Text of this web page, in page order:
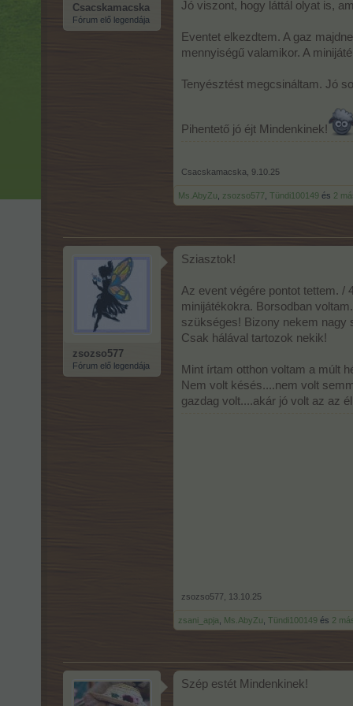
Csacskamacska
Fórum elő legendája
Jó viszont, hogy láttál olyat is,
Eventet elkezdtem. A gaz
mennyiségű valamikor. A
Tenyésztést megcsináltam. Jó
Pihentető jó éjt Mindenkinek!
Csacskamacska 9.10.25
Ms.AbyZu zsozso577 Tündi100149 és 2
zsozso577
Fórum elő legendája
Sziasztok!
Az event végére pontot tettem. /
minijátékokra. Borsodban
szükséges! Bizony nekem nagy
Csak hálával tartozok nekik!
Mint írtam otthon voltam a múlt
Nem volt késés....nem volt
gazdag volt....akár jó volt az az
zsozso577 13.10.25
zsani_apja Ms.AbyZu Tündi100149 és 2
Szép estét Mindenkinek!